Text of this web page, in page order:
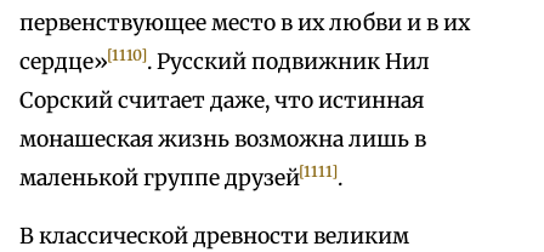
первенствующее место в их любви и в их
сердце»[1110]. Русский подвижник Нил
Сорский считает даже, что истинная
монашеская жизнь возможна лишь в
маленькой группе друзей[1111].
В классической древности великим